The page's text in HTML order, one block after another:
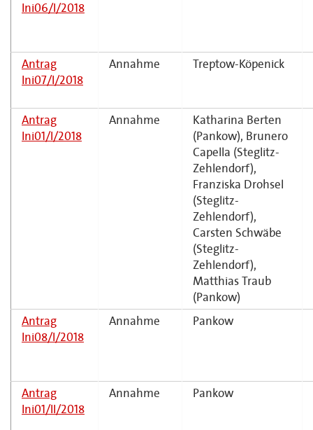
Ini06/I/2018
Antrag
Ini07/I/2018
Annahme Treptow-Köpenick
Antrag
Ini01/I/2018
Annahme
Katharina Berten
(Pankow), Brunero
Capella (Steglitz-
Zehlendorf),
Franziska Drohsel
(Steglitz-
Zehlendorf),
Carsten Schwäbe
(Steglitz-
Zehlendorf),
Matthias Traub
(Pankow)
Antrag
Ini08/I/2018
Annahme Pankow
Antrag
Ini01/II/2018
Annahme Pankow